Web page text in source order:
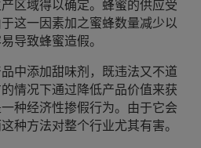
区域得以确定。蜂蜜的供应受
这一因素加之蜜蜂数量减少以
导致蜂蜜造假。
中添加甜味剂，既违法又不道
情况下通过降低产品价值来获
种经济性掺假行为。由于它会
种方法对整个行业尤其有害。